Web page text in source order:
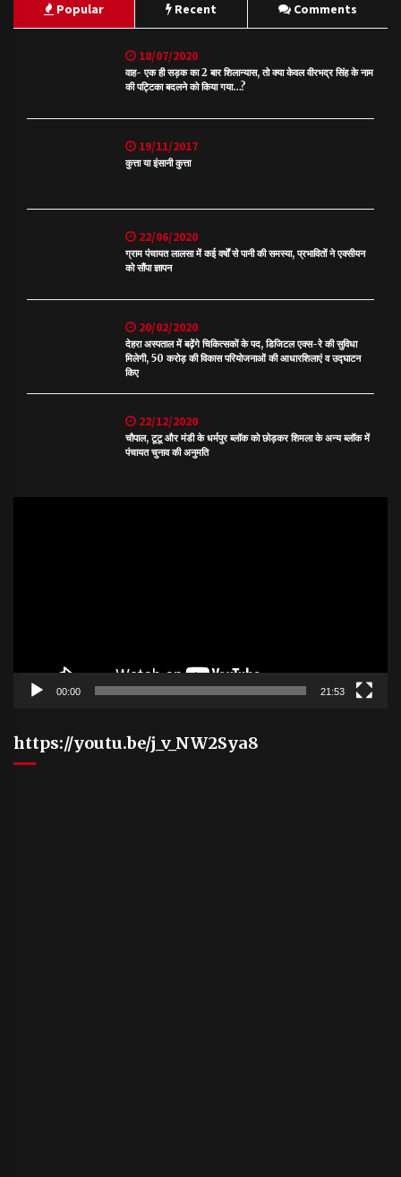
Popular Recent Comments
18/07/2020
वाह- एक ही सड़क का 2 बार शिलान्यास, तो क्या केवल वीरभद्र सिंह के नाम
की पट्टिका बदलने को किया गया…?
19/11/2017
कुत्ता या इंसानी कुत्ता
22/06/2020
ग्राम पंचायत लालसा में कई वर्षों से पानी की समस्या, प्रभावितों ने एक्सीयन
को सौंपा ज्ञापन
20/02/2020
देहरा अस्पताल में बढ़ेंगे चिकित्सकों के पद, डिजिटल एक्स-रे की सुविधा
मिलेगी, 50 करोड़ की विकास परियोजनाओं की आधारशिलाएं व उद्घाटन
किए
22/12/2020
चौपाल, टूटू और मंडी के धर्मपुर ब्लॉक को छोड़कर शिमला के अन्य ब्लॉक में
पंचायत चुनाव की अनुमति
00:00 21:53
https://youtu.be/j_v_NW2Sya8